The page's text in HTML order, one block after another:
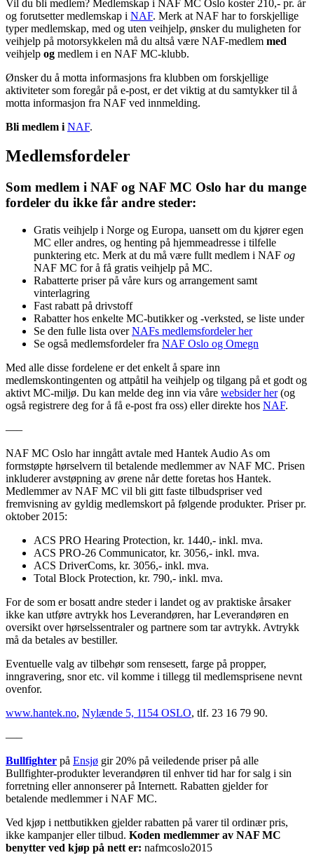
Vil du bli medlem? Medlemskap i NAF MC Oslo koster 210,- pr. år
og forutsetter medlemskap i NAF. Merk at NAF har to forskjellige
typer medlemskap, med og uten veihjelp, ønsker du muligheten for
veihjelp på motorsykkelen må du altså være NAF-medlem med
veihjelp og medlem i en NAF MC-klubb.
Ønsker du å motta informasjons fra klubben om forskjellige
aktiviteter som foregår på e-post, er det viktig at du samtykker til å
motta informasjon fra NAF ved innmelding.
Bli medlem i NAF.
Medlemsfordeler
Som medlem i NAF og NAF MC Oslo har du mange
fordeler du ikke får andre steder:
Gratis veihjelp i Norge og Europa, uansett om du kjører egen
MC eller andres, og henting på hjemmeadresse i tilfelle
punktering etc. Merk at du må være fullt medlem i NAF og
NAF MC for å få gratis veihjelp på MC.
Rabatterte priser på våre kurs og arrangement samt
vinterlagring
Fast rabatt på drivstoff
Rabatter hos enkelte MC-butikker og -verksted, se liste under
Se den fulle lista overNAFs medlemsfordeler her
Se også medlemsfordeler fra NAF Oslo og Omegn
Med alle disse fordelene er det enkelt å spare inn
medlemskontingenten og attpåtil ha veihjelp og tilgang på et godt og
aktivt MC-miljø. Du kan melde deg inn via våre websider her(og
også registrere deg for å få e-post fra oss) eller direkte hos NAF.
—–
NAF MC Oslo har inngått avtale med Hantek Audio As om
formstøpte hørselvern til betalende medlemmer av NAF MC. Prisen
inkluderer avstøpning av ørene når dette foretas hos Hantek.
Medlemmer av NAF MC vil bli gitt faste tilbudspriser ved
fremvisning av gyldig medlemskort på følgende produkter. Priser pr.
oktober 2015:
ACS PRO Hearing Protection, kr. 1440,- inkl. mva.
ACS PRO-26 Communicator, kr. 3056,- inkl. mva.
ACS DriverComs, kr. 3056,- inkl. mva.
Total Block Protection, kr. 790,- inkl. mva.
For de som er bosatt andre steder i landet og av praktiske årsaker
ikke kan utføre avtrykk hos Leverandøren, har Leverandøren en
oversikt over hørselssentraler og partnere som tar avtrykk. Avtrykk
må da betales av bestiller.
Eventuelle valg av tilbehør som rensesett, farge på propper,
inngravering, snor etc. vil komme i tillegg til medlemsprisene nevnt
ovenfor.
www.hantek.no, Nylænde 5, 1154 OSLO, tlf. 23 16 79 90.
—–
Bullfighter på Ensjø gir 20% på veiledende priser på alle
Bullfighter-produkter leverandøren til enhver tid har for salg i sin
forretning eller annonserer på Internett. Rabatten gjelder for
betalende medlemmer i NAF MC.
Ved kjøp i nettbutikken gjelder rabatten på varer til ordinær pris,
ikke kampanjer eller tilbud. Koden medlemmer av NAF MC
benytter ved kjøp på nett er: nafmcoslo2015